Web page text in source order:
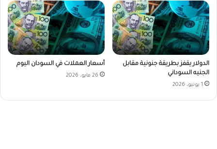
الدولار يقفز بطريقة جنونية مقابل
الجنيه السوداني
1 يونيو، 2026
أسعار العملات في السودان اليوم
26 مايو، 2026